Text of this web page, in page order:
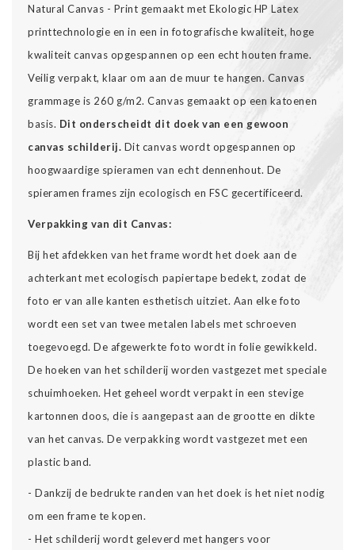
Natural Canvas - Print gemaakt met Ekologic HP Latex
printtechnologie en in een in fotografische kwaliteit, hoge
kwaliteit canvas opgespannen op een echt houten frame.
Veilig verpakt, klaar om aan de muur te hangen. Canvas
grammage is 260 g/m2. Canvas gemaakt op een katoenen
basis. Dit onderscheidt dit doek van een gewoon
canvas schilderij. Dit canvas wordt opgespannen op
hoogwaardige spieramen van echt dennenhout. De
spieramen frames zijn ecologisch en FSC gecertificeerd.
Verpakking van dit Canvas:
Bij het afdekken van het frame wordt het doek aan de
achterkant met ecologisch papiertape bedekt, zodat de
foto er van alle kanten esthetisch uitziet. Aan elke foto
wordt een set van twee metalen labels met schroeven
toegevoegd. De afgewerkte foto wordt in folie gewikkeld.
De hoeken van het schilderij worden vastgezet met speciale
schuimhoeken. Het geheel wordt verpakt in een stevige
kartonnen doos, die is aangepast aan de grootte en dikte
van het canvas. De verpakking wordt vastgezet met een
plastic band.
- Dankzij de bedrukte randen van het doek is het niet nodig
om een frame te kopen.
- Het schilderij wordt geleverd met hangers voor